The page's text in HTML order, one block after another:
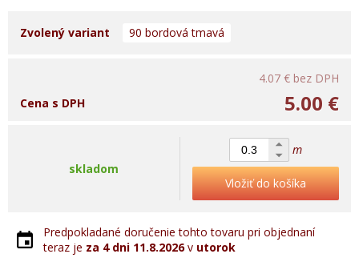
Zvolený variant 90 bordová tmavá
4.07 € bez DPH
5.00 €
Cena s DPH
skladom
m
Vložiť do košíka
Predpokladané doručenie tohto tovaru pri objednaní
teraz je za 4 dni 11.8.2026v utorok